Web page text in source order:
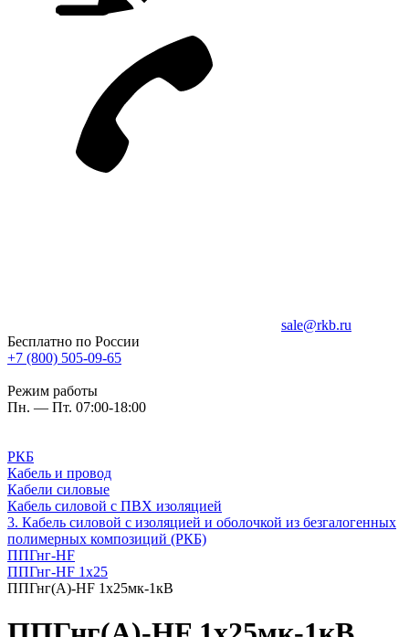
sale@rkb.ru
Бесплатно по России
+7 (800) 505-09-65
Режим работы
Пн. — Пт. 07:00-18:00
РКБ
Кабель и провод
Кабели силовые
Кабель силовой с ПВХ изоляцией
3. Кабель силовой с изоляцией и оболочкой из безгалогенных
полимерных композиций (РКБ)
ППГнг-HF
ППГнг-HF 1х25
ППГнг(А)-HF 1х25мк-1кВ